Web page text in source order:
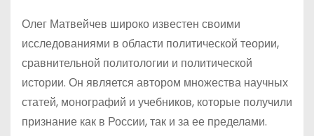
Олег Матвейчев широко известен своими
исследованиями в области политической теории,
сравнительной политологии и политической
истории. Он является автором множества научных
статей, монографий и учебников, которые получили
признание как в России, так и за ее пределами.